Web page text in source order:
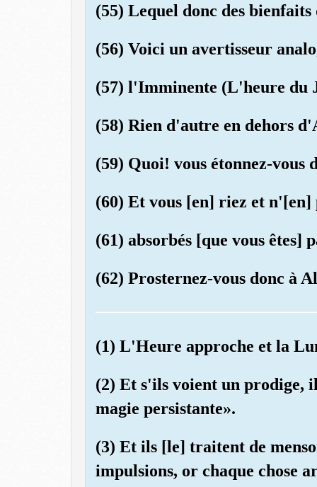
(55) Lequel donc des
(56) Voici un avertisseur
(57) l'Imminente (L'heure du
(58) Rien d'autre en dehors
(59) Quoi! vous étonnez-vous
(60) Et vous [en] riez et
(61) absorbés [que vous
(62) Prosternez-vous donc à
(1) L'Heure approche et la
(2) Et s'ils voient un prodige,
magie persistante».
(3) Et ils [le] traitent de
impulsions, or chaque chose